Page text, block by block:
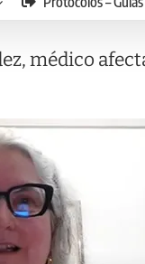
médico